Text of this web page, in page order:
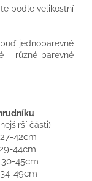
podle velikostní
jednobarevné
- různé barevné
části)